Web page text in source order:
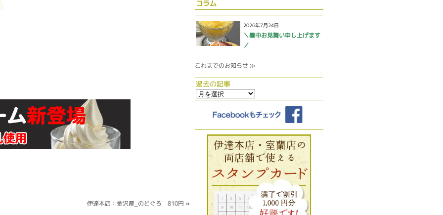
伊達本店：金沢産_のどぐろ 810円 »
コラム
2026年7月24日
＼暑中お見舞い申し上げます
／
これまでのお知らせ ≫
過去の記事